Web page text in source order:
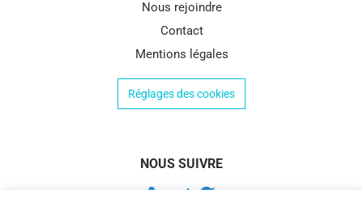
Nous rejoindre
Contact
Mentions légales
Réglages des cookies
NOUS SUIVRE